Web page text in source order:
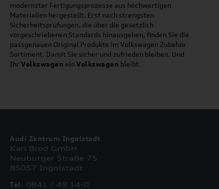
modernster Fertigungsprozesse aus hochwertigen
Materialien hergestellt. Erst nach strengsten
Sicherheitsprüfungen, die über die gesetzlich
vorgeschriebenen Standards hinausgehen, finden Sie die
passgenauen Original Produkte im Volkswagen Zubehör
Sortiment. Damit Sie sicher und zufrieden bleiben. Und
Ihr Volkswagen ein Volkswagen bleibt.
Audi Zentrum Ingolstadt
Karl Brod GmbH
Neuburger Straße 75
85057 Ingolstadt
Tel. 0841 / 49 14-0